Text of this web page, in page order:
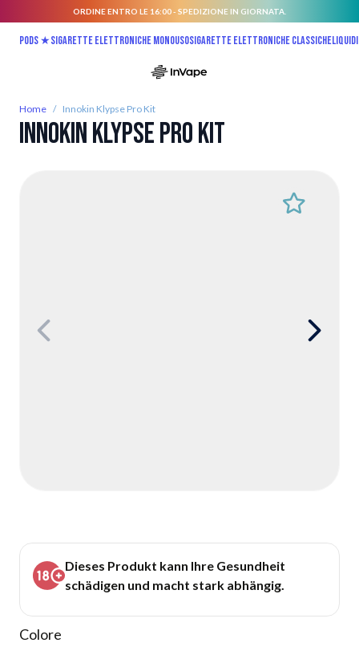
ORDINE ENTRO LE 16:00 - SPEDIZIONE IN GIORNATA.
Pods ★Sigarette elettroniche monousoSigarette elettroniche classiche
Home / Innokin Klypse Pro Kit
Innokin Klypse Pro Kit
Dieses Produkt kann Ihre Gesundheit
schädigen und macht stark abhängig.
Colore